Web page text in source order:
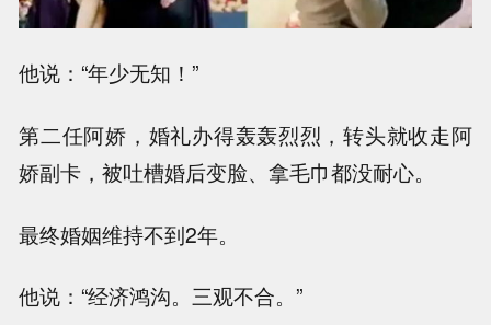
他说：“年少无知！”
第二任阿娇，婚礼办得轰轰烈烈，转头就收走阿
娇副卡，被吐槽婚后变脸、拿毛巾都没耐心。
最终婚姻维持不到2年。
他说：“经济鸿沟。三观不合。”